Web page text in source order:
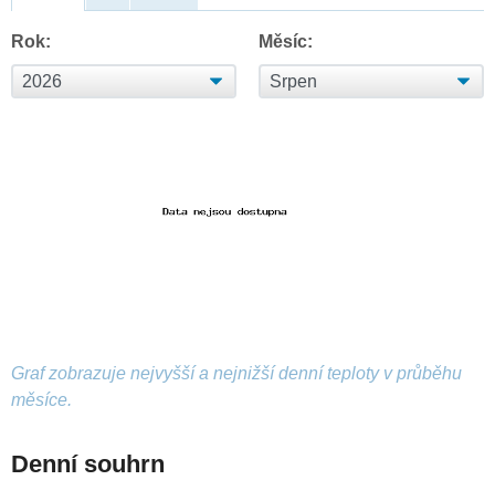
Rok: Měsíc:
Graf zobrazuje nejvyšší a nejnižší denní teploty v průběhu
měsíce.
Denní souhrn